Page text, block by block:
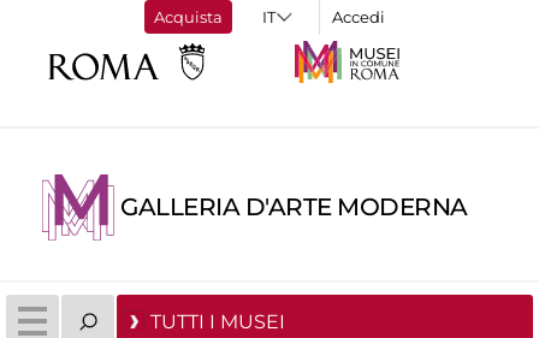
Acquista Accedi
GALLERIA D'ARTE MODERNA
TUTTI I MUSEI